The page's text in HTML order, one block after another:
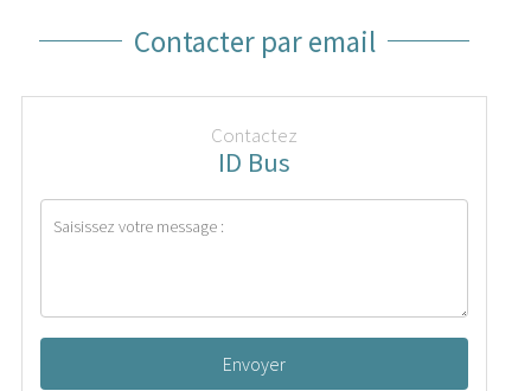
Contacter par email
Contactez
ID Bus
Envoyer